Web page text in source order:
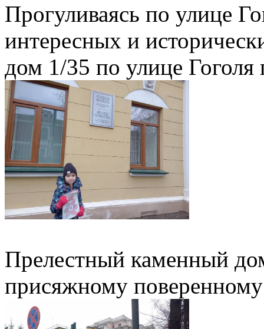
Прогуливаясь по улице
интересных и
дом 1/35 по улице Гоголя
Прелестный каменный
присяжному